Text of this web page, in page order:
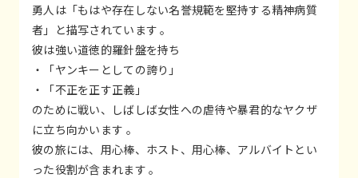
勇人は「もはや存在しない名誉規範を堅持する精神病質
者」と描写されています 。
彼は強い道徳的羅針盤を持ち
・「ヤンキーとしての誇り」
・「不正を正す正義」
のために戦い、しばしば女性への虐待や暴君的なヤクザ
に立ち向かいます 。
彼の旅には、用心棒、ホスト、用心棒、アルバイトとい
った役割が含まれます 。